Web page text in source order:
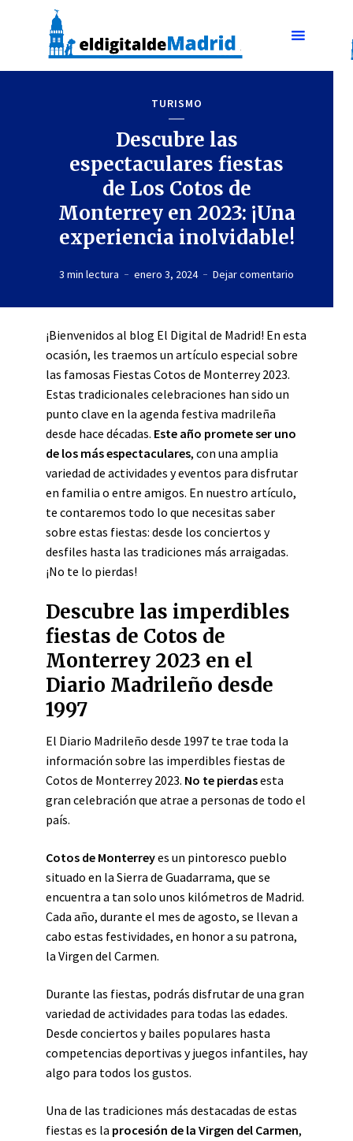
TURISMO
Descubre las
espectaculares fiestas
de Los Cotos de
Monterrey en 2023: ¡Una
experiencia inolvidable!
3 min lectura enero 3, 2024 Dejar comentario
¡Bienvenidos al blog El Digital de Madrid! En esta
ocasión, les traemos un artículo especial sobre
las famosas Fiestas Cotos de Monterrey 2023.
Estas tradicionales celebraciones han sido un
punto clave en la agenda festiva madrileña
desde hace décadas. Este año promete ser uno
de los más espectaculares, con una amplia
variedad de actividades y eventos para disfrutar
en familia o entre amigos. En nuestro artículo,
te contaremos todo lo que necesitas saber
sobre estas fiestas: desde los conciertos y
desfiles hasta las tradiciones más arraigadas.
¡No te lo pierdas!
Descubre las imperdibles
fiestas de Cotos de
Monterrey 2023 en el
Diario Madrileño desde
1997
El Diario Madrileño desde 1997 te trae toda la
información sobre las imperdibles fiestas de
Cotos de Monterrey 2023. No te pierdasesta
gran celebración que atrae a personas de todo el
país.
Cotos de Monterreyes un pintoresco pueblo
situado en la Sierra de Guadarrama, que se
encuentra a tan solo unos kilómetros de Madrid.
Cada año, durante el mes de agosto, se llevan a
cabo estas festividades, en honor a su patrona,
la Virgen del Carmen.
Durante las fiestas, podrás disfrutar de una gran
variedad de actividades para todas las edades.
Desde conciertos y bailes populares hasta
competencias deportivas y juegos infantiles, hay
algo para todos los gustos.
Una de las tradiciones más destacadas de estas
fiestas es la procesión de la Virgen del Carmen,